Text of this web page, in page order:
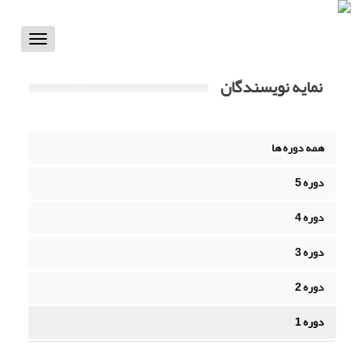
Toggle
نمایه نویسندگان
همه دوره ها
دوره 5
دوره 4
دوره 3
دوره 2
دوره 1